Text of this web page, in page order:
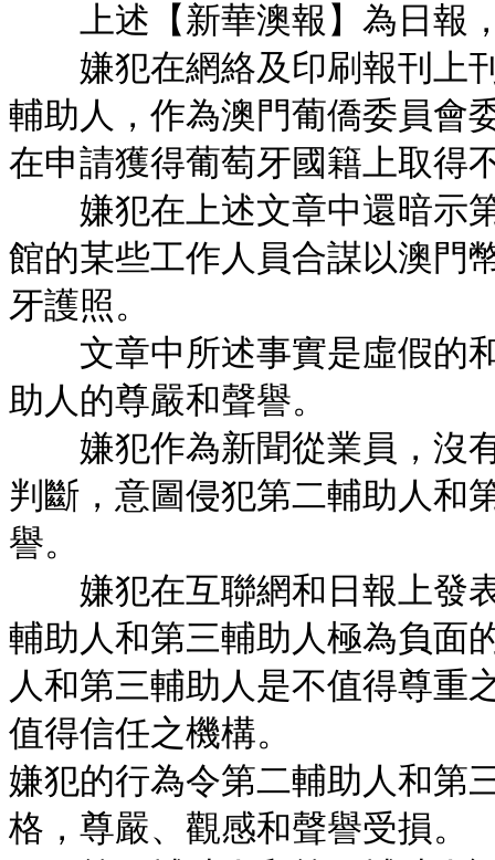
上述【新華澳報】為日報
嫌犯在網絡及印刷報刊上刊
輔助人，作為澳門葡僑委員會
在申請獲得葡萄牙國籍上取得
嫌犯在上述文章中還暗示第
館的某些工作人員合謀以澳門
牙護照。
文章中所述事實是虛假的和
助人的尊嚴和聲譽。
嫌犯作為新聞從業員，沒有
判斷，意圖侵犯第二輔助人和
譽。
嫌犯在互聯網和日報上發表
輔助人和第三輔助人極為負面
人和第三輔助人是不值得尊重
值得信任之機構。
嫌犯的行為令第二輔助人和第
格，尊嚴、觀感和聲譽受損。